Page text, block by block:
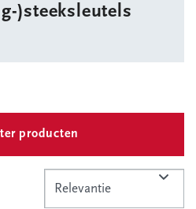
)steeksleutels
producten